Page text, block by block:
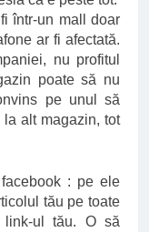
într-un mall doar
ar fi afectată.
nu profitul
poate să nu
pe unul să
alt magazin, tot
: pe ele
tău pe toate
ul tău. O să